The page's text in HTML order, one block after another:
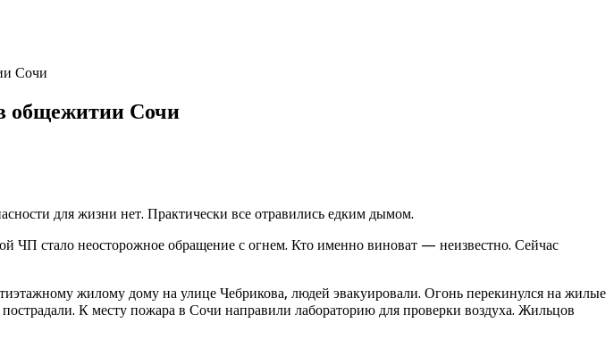
Сочи
общежитии Сочи
для жизни нет. Практически все отравились едким дымом.
ЧП стало неосторожное обращение с огнем. Кто именно виноват — неизвестно. Сейчас
жилому дому на улице Чебрикова, людей эвакуировали. Огонь перекинулся на жилые
К месту пожара в Сочи направили лабораторию для проверки воздуха. Жильцов